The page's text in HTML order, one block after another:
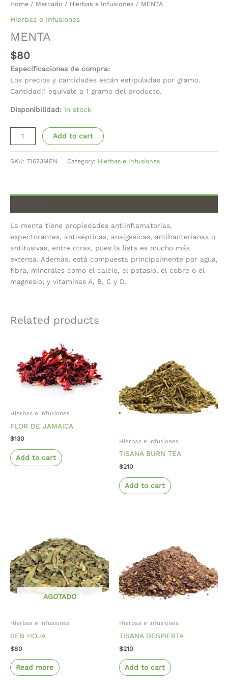
Home / Mercado / Hierbas e Infusiones / MENTA
Hierbas e Infusiones
MENTA
$80
Especificaciones de compra:
Los precios y cantidades están estipuladas por gramo.
Cantidad:1 equivale a 1 gramo del producto.
Disponibilidad: In stock
Add to cart
SKU: TI623MEN Category: Hierbas e Infusiones
La menta tiene propiedades antiinflamatorias,
expectorantes, antisépticas, analgésicas, antibacterianas o
antitusivas, entre otras, pues la lista es mucho más
extensa. Además, está compuesta principalmente por agua,
fibra, minerales como el calcio, el potasio, el cobre o el
magnesio; y vitaminas A, B, C y D.
Related products
Hierbas e Infusiones
FLOR DE JAMAICA
$130
Add to cart
Hierbas e Infusiones
TISANA BURN TEA
$210
Add to cart
AGOTADO
Hierbas e Infusiones
SEN HOJA
$80
Read more
Hierbas e Infusiones
TISANA DESPIERTA
$210
Add to cart